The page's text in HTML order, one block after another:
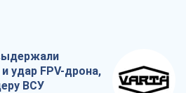
удар FPV-дрона,
ВСУ